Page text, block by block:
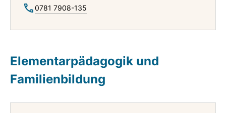
0781 7908-135
Elementarpädagogik und
Familienbildung